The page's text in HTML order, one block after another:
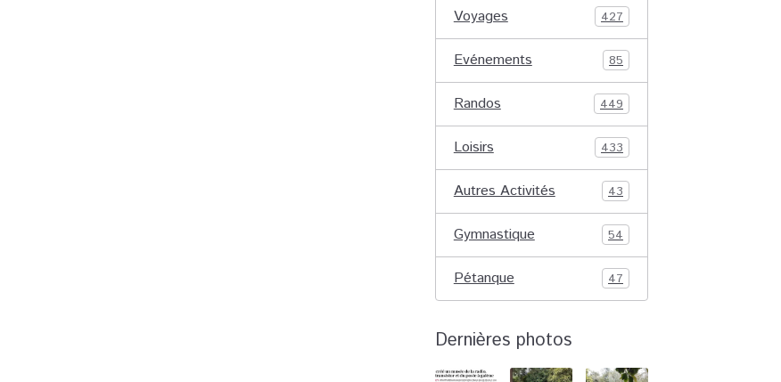
Voyages 427
Evénements 85
Randos 449
Loisirs 433
Autres Activités 43
Gymnastique 54
Pétanque 47
Dernières photos